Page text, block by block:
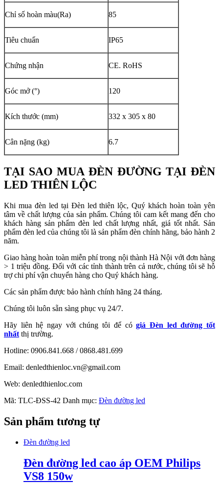
Chỉ số hoàn màu(Ra) 85
Tiêu chuẩn IP65
Chứng nhận CE. RoHS
Góc mở (°) 120
Kích thước (mm) 332 x 305 x 80
Cân nặng (kg) 6.7
TẠI SAO MUA ĐÈN ĐƯỜNG TẠI ĐÈN
LED THIÊN LỘC
Khi mua đèn led tại Đèn led thiên lộc, Quý khách hoàn toàn yên
tâm về chất lượng của sản phẩm. Chúng tôi cam kết mang đến cho
khách hàng sản phẩm đèn led chất lượng nhất, giá tốt nhất. Sản
phẩm đèn led của chúng tôi là sản phẩm đèn chính hãng, bảo hành 2
năm.
Giao hàng hoàn toàn miễn phí trong nội thành Hà Nội với đơn hàng
> 1 triệu đồng. Đối với các tỉnh thành trên cả nước, chúng tôi sẽ hỗ
trợ chi phí vận chuyển hàng cho Quý khách hàng.
Các sản phẩm được bảo hành chính hãng 24 tháng.
Chúng tôi luôn sẵn sàng phục vụ 24/7.
Hãy liên hệ ngay với chúng tôi để cógiá Đèn led đường tốt
nhất thị trường.
Hotline: 0906.841.668 / 0868.481.699
Email: denledthienloc.vn@gmail.com
Web: denledthienloc.com
Mã: TLC-ĐSS-42 Danh mục: Đèn đường led
Sản phẩm tương tự
Đèn đường led
Đèn đường led cao áp OEM Philips
VS8 150w